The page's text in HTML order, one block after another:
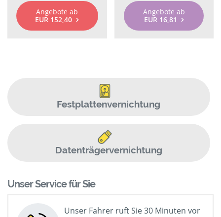
Angebote ab
EUR 152,40
Angebote ab
EUR 16,81
Festplattenvernichtung
Datenträgervernichtung
Unser Service für Sie
Unser Fahrer ruft Sie 30 Minuten vor